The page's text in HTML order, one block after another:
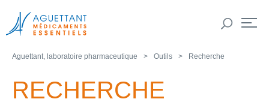
Aguettant, laboratoire pharmaceutique Outils Recherche
RECHERCHE